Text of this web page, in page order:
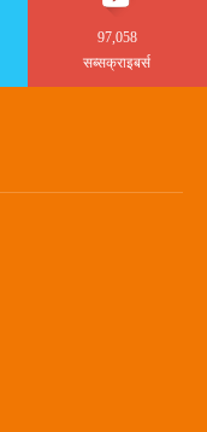
97,058
सब्सक्राइबर्स